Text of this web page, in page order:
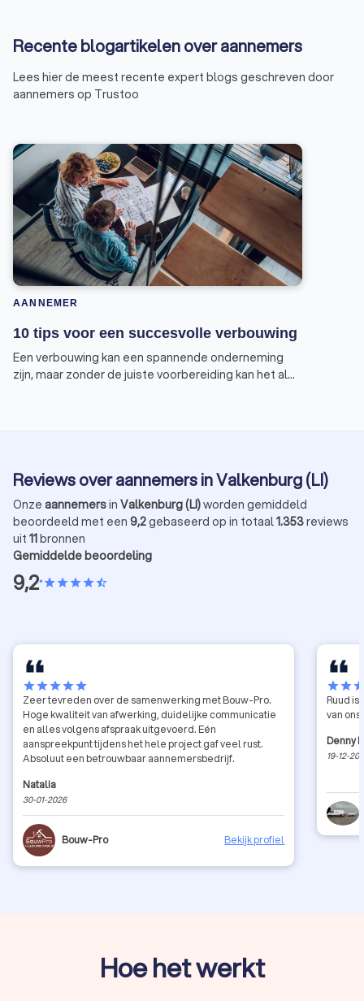
Recente blogartikelen over aannemers
Lees hier de meest recente expert blogs geschreven door
aannemers op Trustoo
AANNEMER
10 tips voor een succesvolle verbouwing
Een verbouwing kan een spannende onderneming
zijn, maar zonder de juiste voorbereiding kan het al
Reviews over aannemers in Valkenburg (LI)
Onze aannemersin Valkenburg (LI)worden gemiddeld
beoordeeld met een 9,2gebaseerd op in totaal1.353reviews
uit 11bronnen
Gemiddelde beoordeling
9,2•starstarstarstarstar_half
starstarstarstarstar
Zeer tevreden over de samenwerking met Bouw-Pro.
Hoge kwaliteit van afwerking, duidelijke communicatie
en alles volgens afspraak uitgevoerd. Eén
aanspreekpunt tijdens het hele project gaf veel rust.
Absoluut een betrouwbaar aannemersbedrijf.
Natalia
30-01-2026
Bouw-Pro Bekijk profiel
starstar
Ruud
van ons
Denny
19-12-
Hoe het werkt